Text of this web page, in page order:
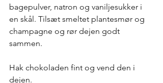
bagepulver, natron og vaniljesukker i
en skål. Tilsæt smeltet plantesmør og
champagne og rør dejen godt
sammen.
Hak chokoladen fint og vend den i
dejen.